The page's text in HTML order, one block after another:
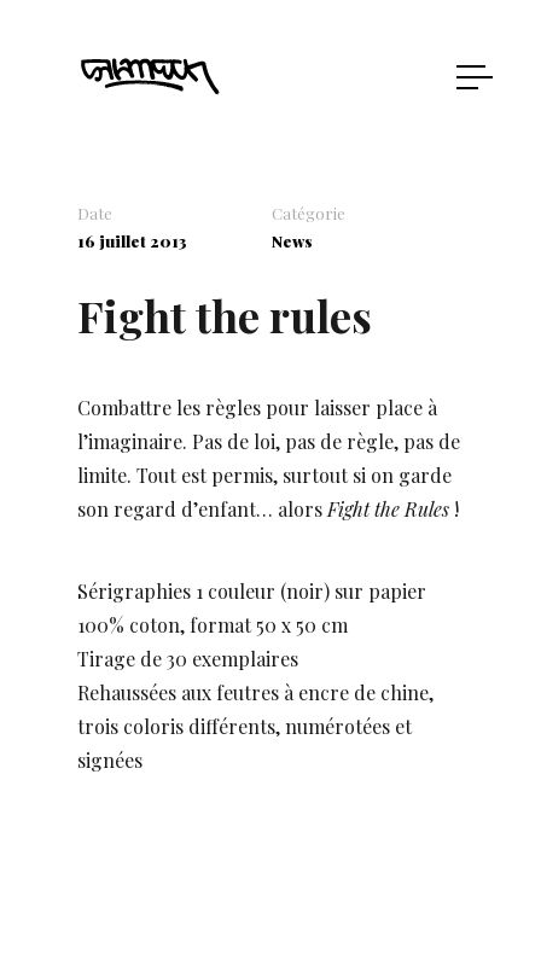
Date
16 juillet 2013
Catégorie
News
Fight the rules
Combattre les règles pour laisser place à
l’imaginaire. Pas de loi, pas de règle, pas de
limite. Tout est permis, surtout si on garde
son regard d’enfant… alors Fight the Rules !
Sérigraphies 1 couleur (noir) sur papier
100% coton, format 50 x 50 cm
Tirage de 30 exemplaires
Rehaussées aux feutres à encre de chine,
trois coloris différents, numérotées et
signées